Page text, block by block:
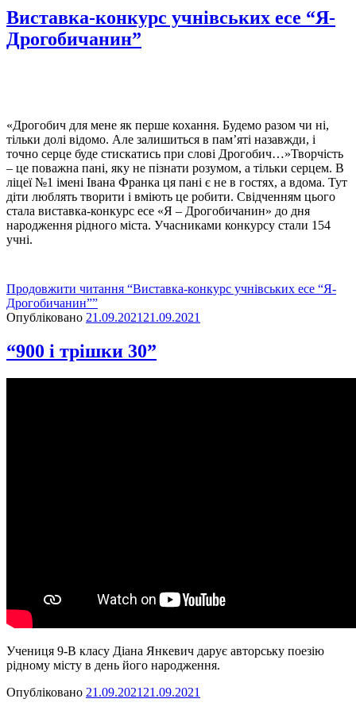
Виставка-конкурс учнівських есе “Я-
Дрогобичанин”
«Дрогобич для мене як перше кохання. Будемо разом чи ні,
тільки долі відомо. Але залишиться в пам’яті назавжди, і
точно серце буде стискатись при слові Дрогобич…»Творчість
– це поважна пані, яку не пізнати розумом, а тільки серцем. В
ліцеї №1 імені Івана Франка ця пані є не в гостях, а вдома. Тут
діти люблять творити і вміють це робити. Свідченням цього
стала виставка-конкурс есе «Я – Дрогобичанин» до дня
народження рідного міста. Учасниками конкурсу стали 154
учні.
Продовжити читання “Виставка-конкурс учнівських есе “Я-
Дрогобичанин””
Опубліковано 21.09.2021 21.09.2021
“900 і трішки 30”
Учениця 9-В класу Діана Янкевич дарує авторську поезію
рідному місту в день його народження.
Опубліковано 21.09.2021 21.09.2021